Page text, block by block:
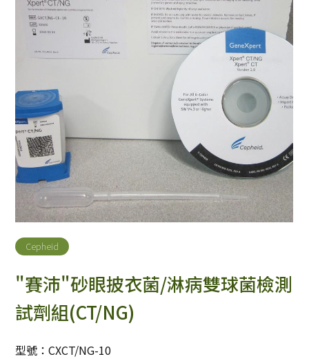
Beckman Coulter
Trinity Biotech
Smith & Nephew
惠合再生
AI-PBRTQC
Cepheid
"賽沛"砂眼披衣菌/淋病雙球菌檢測
試劑組(CT/NG)
型號：CXCT/NG-10